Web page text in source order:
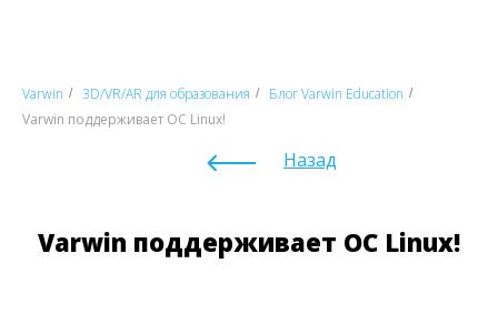
Varwin / 3D/VR/AR для образования / Блог Varwin Education /
Varwin поддерживает ОС Linux!
Назад
Varwin поддерживает ОС Linux!